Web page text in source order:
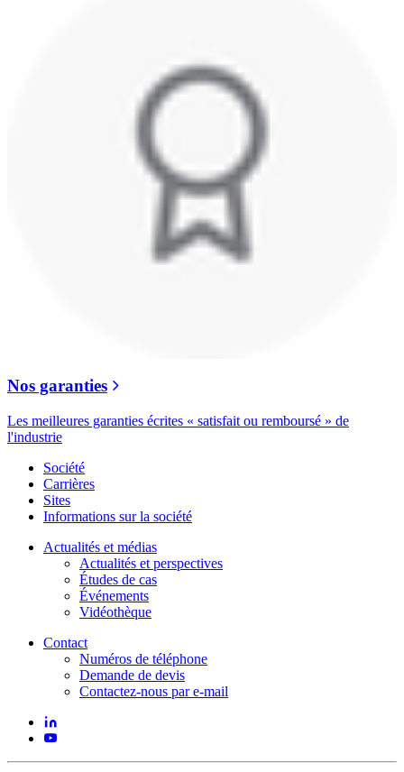
Nos garanties
Les meilleures garanties écrites « satisfait ou remboursé » de
l'industrie
Société
Carrières
Sites
Informations sur la société
Actualités et médias
Actualités et perspectives
Études de cas
Événements
Vidéothèque
Contact
Numéros de téléphone
Demande de devis
Contactez-nous par e-mail